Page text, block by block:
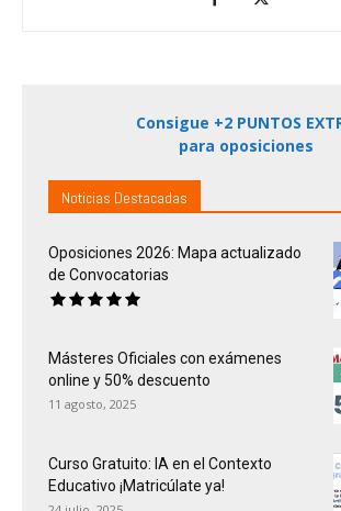
Consigue +2 PUNTOS
para oposiciones
Noticias Destacadas
Oposiciones 2026: Mapa actualizado
de Convocatorias
Másteres Oficiales con exámenes
online y 50% descuento
11 agosto, 2025
Curso Gratuito: IA en el Contexto
Educativo ¡Matricúlate ya!